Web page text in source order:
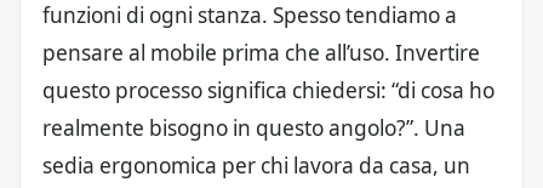
funzioni di ogni stanza. Spesso tendiamo a
pensare al mobile prima che all’uso. Invertire
questo processo significa chiedersi: “di cosa ho
realmente bisogno in questo angolo?”. Una
sedia ergonomica per chi lavora da casa, un